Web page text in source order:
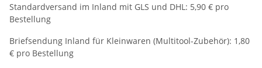
Standardversand im Inland mit GLS und DHL: 5,90 € pro
Bestellung
Briefsendung Inland für Kleinwaren (Multitool-Zubehör): 1,80
€ pro Bestellung